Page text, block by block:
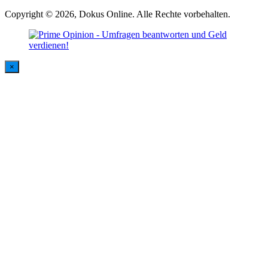
Copyright © 2026, Dokus Online. Alle Rechte vorbehalten.
×